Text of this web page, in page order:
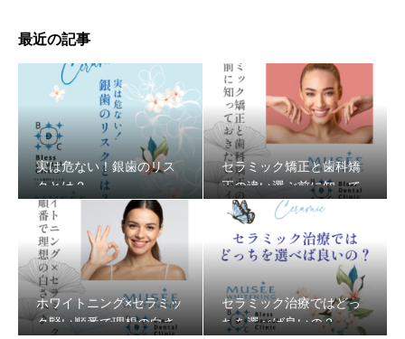
最近の記事
実は危ない！銀歯のリス
クとは？
セラミック矯正と歯科矯
正の違い選ぶ前に知って
おきたいポイント
ホワイトニング×セラミッ
ク賢い順番で理想の白さ
セラミック治療ではどっ
ちを選べば良いの？